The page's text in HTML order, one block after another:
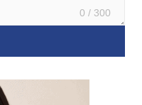
0 / 300